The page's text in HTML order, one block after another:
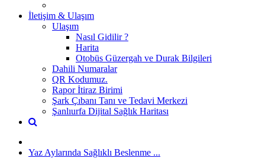
İletişim & Ulaşım
Ulaşım
Nasıl Gidilir ?
Harita
Otobüs Güzergah ve Durak Bilgileri
Dahili Numaralar
QR Kodumuz.
Rapor İtiraz Birimi
Şark Çıbanı Tanı ve Tedavi Merkezi
Şanlıurfa Dijital Sağlık Haritası
Yaz Aylarında Sağlıklı Beslenme ...